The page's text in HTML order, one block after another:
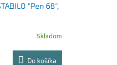
"Pen 68",
Skladom
Do košíka